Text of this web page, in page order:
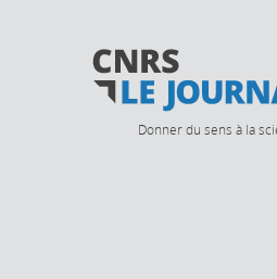
Donner du sens à la